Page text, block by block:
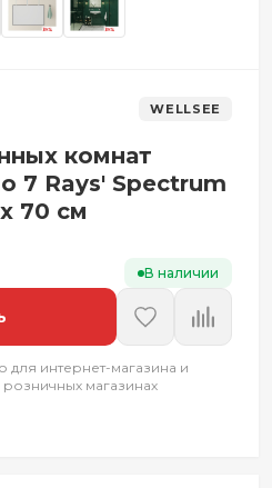
WELLSEE
комнат
7 Rays' Spectrum
70 см
В наличии
для интернет-магазина и
розничных магазинах